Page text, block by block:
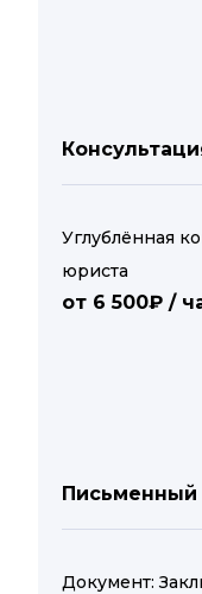
Углублённая
юриста
от 6 500₽ /
Письменный
Документ: